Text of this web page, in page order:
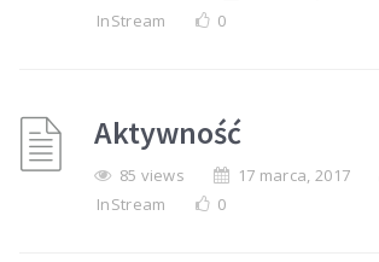
InStream
0
Aktywność
85 views
17 marca, 2017
InStream
0